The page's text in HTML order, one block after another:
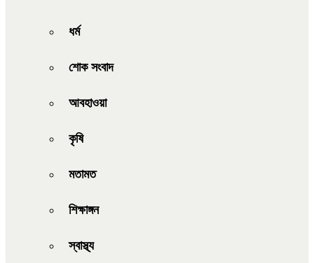
ধর্ম
শোক সংবাদ
আবহাওয়া
কৃষি
মতামত
শিক্ষাঙ্গন
স্বাস্থ্য